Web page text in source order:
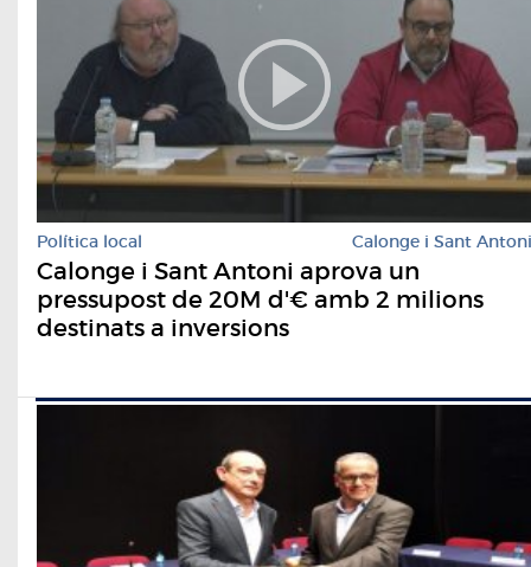
Política local Calonge i Sant Antoni
Calonge i Sant Antoni aprova un
pressupost de 20M d'€ amb 2 milions
destinats a inversions